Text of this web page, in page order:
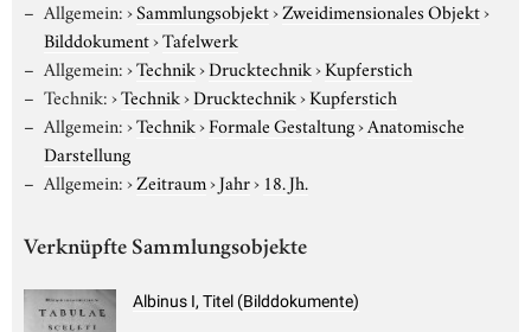
Allgemein:›Sammlungsobjekt›Zweidimensionales Objekt›
Bilddokument›Tafelwerk
Allgemein:›Technik›Drucktechnik›Kupferstich
Technik:›Technik›Drucktechnik›Kupferstich
Allgemein:›Technik›Formale Gestaltung›Anatomische
Darstellung
Allgemein:›Zeitraum›Jahr› 18. Jh.
Verknüpfte Sammlungsobjekte
Albinus I, Titel (Bilddokumente)